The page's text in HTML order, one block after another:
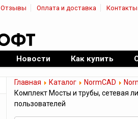
Отзывы Оплата и доставка Контакты
Новости Как купить
Главная Каталог NormCAD
Комплект Мосты и трубы, сетевая
пользователей